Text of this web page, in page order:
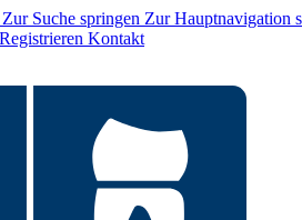
Zur Suche springen Zur Hauptnavigation
Registrieren Kontakt